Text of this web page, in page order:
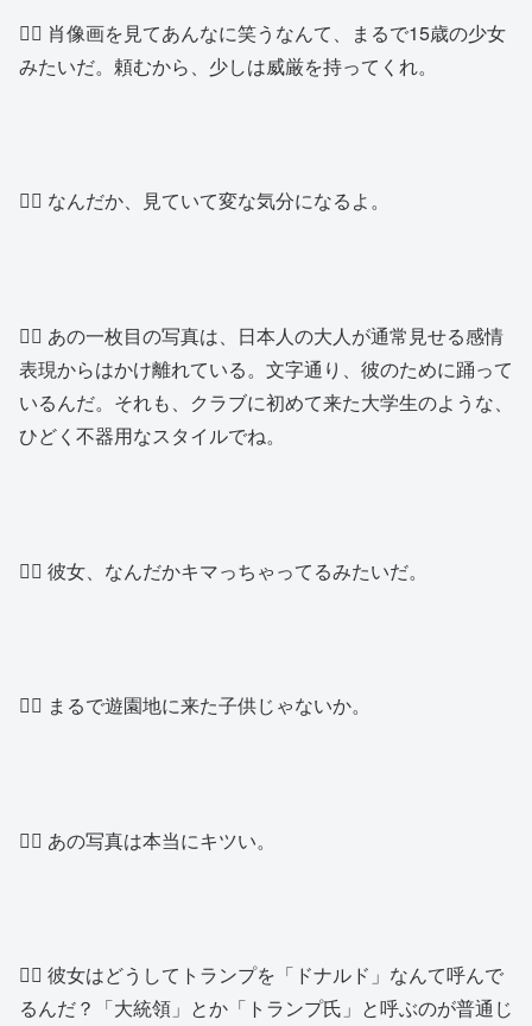
👱‍♂️ 肖像画を見てあんなに笑うなんて、まるで15歳の少女
みたいだ。頼むから、少しは威厳を持ってくれ。
👱‍♂️ なんだか、見ていて変な気分になるよ。
👱‍♂️ あの一枚目の写真は、日本人の大人が通常見せる感情
表現からはかけ離れている。文字通り、彼のために踊って
いるんだ。それも、クラブに初めて来た大学生のような、
ひどく不器用なスタイルでね。
👱‍♂️ 彼女、なんだかキマっちゃってるみたいだ。
👱‍♂️ まるで遊園地に来た子供じゃないか。
👱‍♂️ あの写真は本当にキツい。
👱‍♂️ 彼女はどうしてトランプを「ドナルド」なんて呼んで
るんだ？「大統領」とか「トランプ氏」と呼ぶのが普通じ